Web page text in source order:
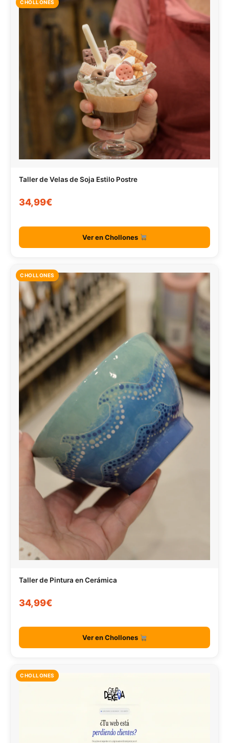
CHOLLONES
Taller de Velas de Soja Estilo Postre
34,99€
Ver en Chollones
CHOLLONES
Taller de Pintura en Cerámica
34,99€
Ver en Chollones
CHOLLONES